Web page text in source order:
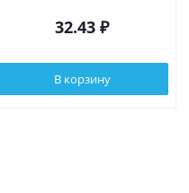
32.43 ₽
В корзину